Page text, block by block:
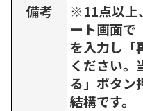
備考
※11点以上
ート画面で
を入力し「
ください。
る」ボタン
結構です。